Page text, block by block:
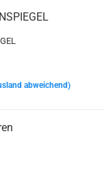
abweichend)